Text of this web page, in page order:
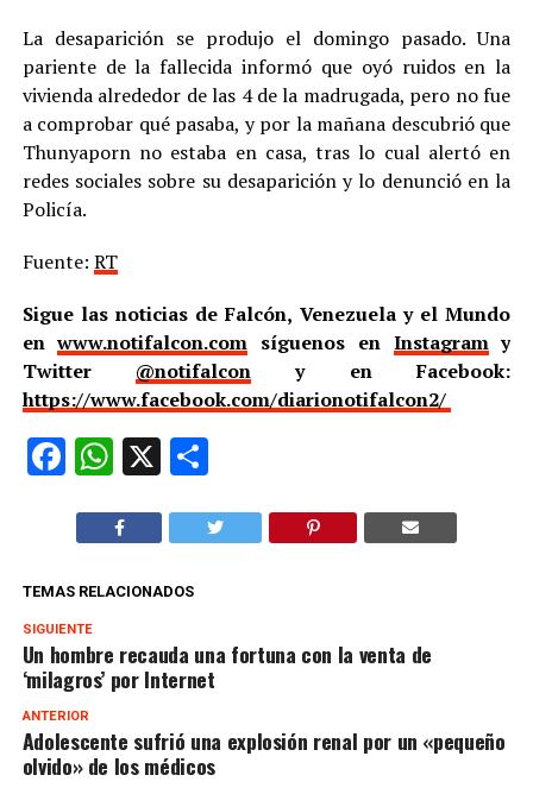
La desaparición se produjo el domingo pasado. Una
pariente de la fallecida informó que oyó ruidos en la
vivienda alrededor de las 4 de la madrugada, pero no fue
a comprobar qué pasaba, y por la mañana descubrió que
Thunyaporn no estaba en casa, tras lo cual alertó en
redes sociales sobre su desaparición y lo denunció en la
Policía.
Fuente: RT
Sigue las noticias de Falcón, Venezuela y el Mundo
enwww.notifalcon.com síguenos en Instagramy
Twitter @notifalcon y en Facebook:
https://www.facebook.com/diarionotifalcon2/
Facebook
WhatsApp
X Compartir
TEMAS RELACIONADOS
SIGUIENTE
Un hombre recauda una fortuna con la venta de
‘milagros’ por Internet
ANTERIOR
Adolescente sufrió una explosión renal por un «pequeño
olvido» de los médicos